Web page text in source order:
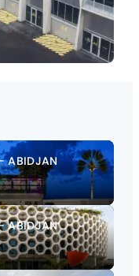
ABIDJAN
ABIDJAN